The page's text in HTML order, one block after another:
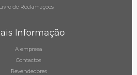
Livro de Reclamações
Informação
A empresa
Contactos
Revendedores